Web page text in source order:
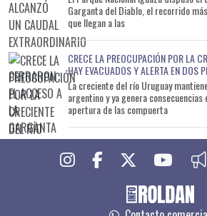
Garganta del Diablo, el recorrido
que llegan a las
CRECE LA PREOCUPACIÓN POR LA
HAY EVACUADOS Y ALERTA EN DOS
La creciente del río Uruguay
argentino y ya genera
apertura de las compuerta